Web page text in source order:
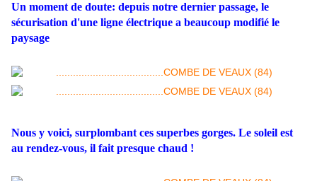
Un moment de doute: depuis notre dernier passage, le
sécurisation d'une ligne électrique a beaucoup modifié le
paysage
Nous y voici, surplombant ces superbes gorges. Le soleil est
au rendez-vous, il fait presque chaud !